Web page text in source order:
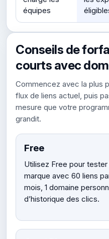
équipes
Conseils de
courts avec
Commencez avec la plus
flux de liens actuel, puis
mesure que votre
grandit.
Free
Utilisez Free pour
marque avec 60 liens
mois, 1 domaine
d’historique des clics.